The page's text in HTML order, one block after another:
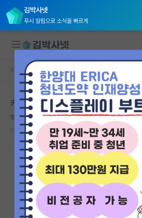
김박사넷
푸시 알림으로 소식을 빠르게
대학원생 모집
국내대학원 정보
연구실&오픈랩
커뮤니티
커뮤니티 홈
전체글보기
베스트 게시판
커뮤니티 홈 자유 게시판(아무개랩)
카이스트 문화기술대학원
학생*
2018.02.10
0 5770